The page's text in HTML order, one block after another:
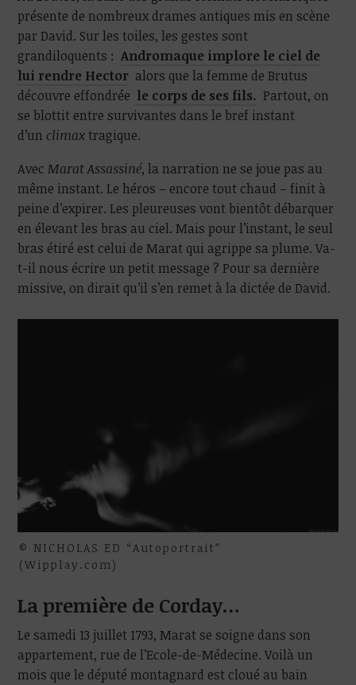
présente de nombreux drames antiques mis en scène
par David. Sur les toiles, les gestes sont
grandiloquents : Andromaque implore le ciel de
lui rendre Hector alors que la femme de Brutus
découvre effondrée le corps de ses fils. Partout, on
se blottit entre survivantes dans le bref instant
d’un climaxtragique.
AvecMarat Assassiné, la narration ne se joue pas au
même instant. Le héros – encore tout chaud – finit à
peine d’expirer. Les pleureuses vont bientôt débarquer
en élevant les bras au ciel. Mais pour l’instant, le seul
bras étiré est celui de Marat qui agrippe sa plume. Va-
t-il nous écrire un petit message ? Pour sa dernière
missive, on dirait qu’il s’en remet à la dictée de David.
© NICHOLAS ED “Autoportrait”
(Wipplay.com)
La première de Corday…
Le samedi 13 juillet 1793, Marat se soigne dans son
appartement, rue de l’Ecole-de-Médecine. Voilà un
mois que le député montagnard est cloué au bain